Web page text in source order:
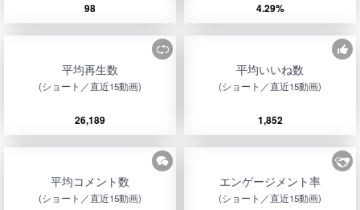
98 4.29%
平均再生数
(ショート／直近15動画)
26,189
平均いいね数
(ショート／直近15動画)
1,852
平均コメント数
(ショート／直近15動画)
エンゲージメント率
(ショート／直近15動画)